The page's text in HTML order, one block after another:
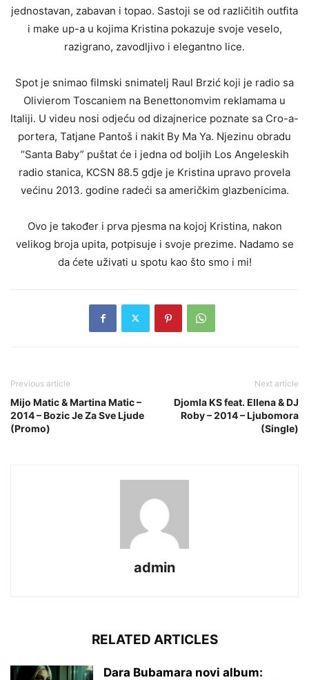
jednostavan, zabavan i topao. Sastoji se od različitih outfita
i make up-a u kojima Kristina pokazuje svoje veselo,
razigrano, zavodljivo i elegantno lice.
Spot je snimao filmski snimatelj Raul Brzić koji je radio sa
Olivierom Toscaniem na Benettonomvim reklamama u
Italiji. U videu nosi odjeću od dizajnerice poznate sa Cro-a-
portera, Tatjane Pantoš i nakit By Ma Ya. Njezinu obradu
“Santa Baby” puštat će i jedna od boljih Los Angeleskih
radio stanica, KCSN 88.5 gdje je Kristina upravo provela
većinu 2013. godine radeći sa američkim glazbenicima.
Ovo je također i prva pjesma na kojoj Kristina, nakon
velikog broja upita, potpisuje i svoje prezime. Nadamo se
da ćete uživati u spotu kao što smo i mi!
Previous article
Mijo Matic & Martina Matic –
2014 – Bozic Je Za Sve Ljude
(Promo)
Next article
Djomla KS feat. Ellena & DJ
Roby – 2014 – Ljubomora
(Single)
admin
RELATED ARTICLES
Dara Bubamara novi album: